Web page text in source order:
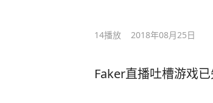
14播放 2018年08月25日
Faker直播吐槽游戏